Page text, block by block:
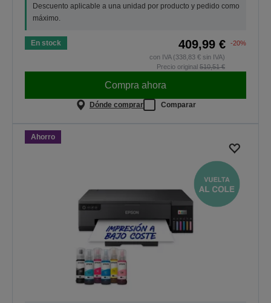
Descuento aplicable a una unidad por producto y pedido como
máximo.
En stock 409,99 €
-20%
con IVA (338,83 € sin IVA)
Precio original 510,51 €
Compra ahora
Dónde comprar Comparar
Ahorro